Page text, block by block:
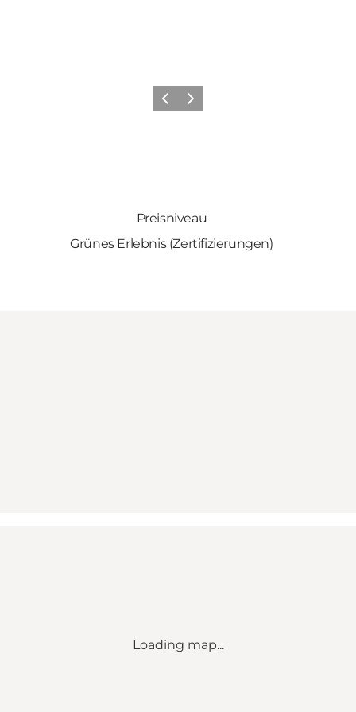
ZurückWeiter
Preisniveau
Grünes Erlebnis (Zertifizierungen)
Loading map...